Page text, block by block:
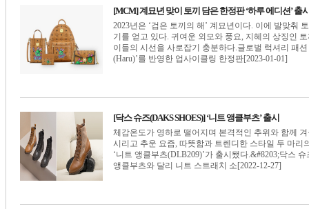
[MCM] 계묘년 맞이 토끼 담은 한정판 ‘하루 에디션’ 출
2023년은 ‘검은 토끼의 해’ 계묘년이다. 이에 발맞춰
기를 얻고 있다. 귀여운 외모와 풍요, 지혜의 상징인
이들의 시선을 사로잡기 충분하다.글로벌 럭셔리 패
(Haru)’를 반영한 업사이클링 한정판[2023-01-01]
[닥스 슈즈(DAKS SHOES)] ‘니트 앵클부츠’ 출시
체감온도가 영하로 떨어지며 본격적인 추위와 함께
시리고 추운 요즘, 따뜻함과 트렌디한 스타일 두 마리
‘니트 앵클부츠(DLB209)’가 출시됐다.&#8203;닥스
앵클부츠와 달리 니트 스트래치 소[2022-12-27]